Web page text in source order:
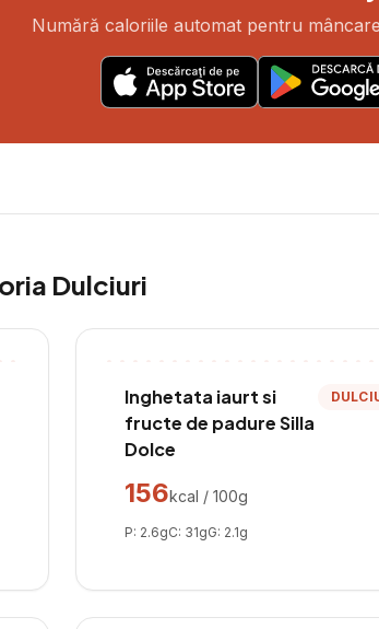
Numără caloriile automat pentru
Dulciuri
Inghetata iaurt si
fructe de padure Silla
Dolce
156kcal / 100g
P: 2.6gC: 31gG: 2.1g